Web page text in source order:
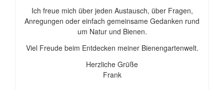
Ich freue mich über jeden Austausch, über Fragen,
Anregungen oder einfach gemeinsame Gedanken rund
um Natur und Bienen.
Viel Freude beim Entdecken meiner Bienengartenwelt.
Herzliche Grüße
Frank